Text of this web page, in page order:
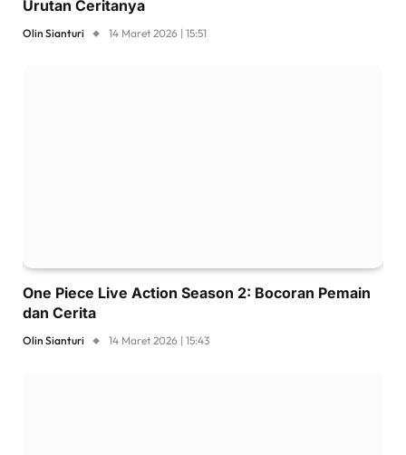
Urutan Ceritanya
Olin Sianturi 14 Maret 2026 | 15:51
One Piece Live Action Season 2: Bocoran Pemain
dan Cerita
Olin Sianturi 14 Maret 2026 | 15:43